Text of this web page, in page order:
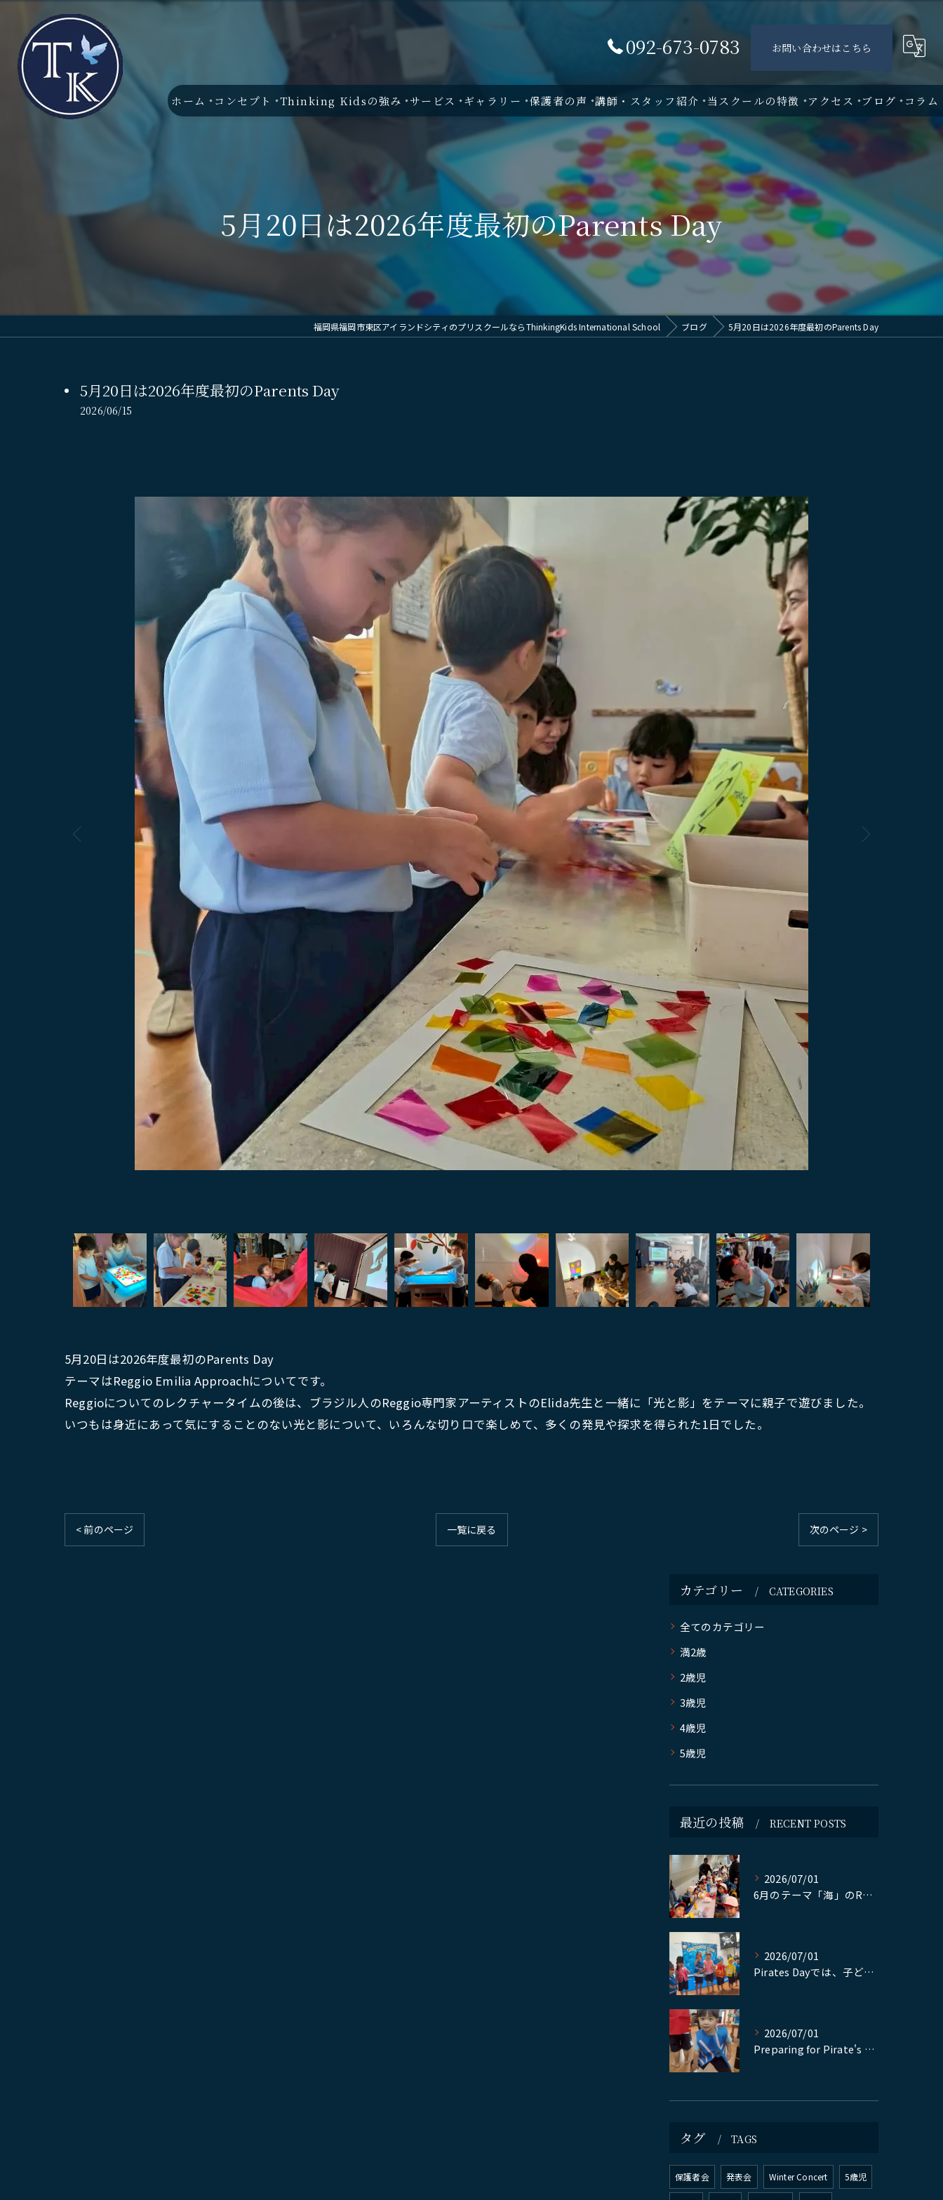
092-673-0783 お問い合わせはこちら
ホーム コンセプト Thinking Kidsの強み サービス ギャラリー 保護者の声 講師・スタッフ紹介 当スクールの特徴
満2歳
2歳児
3歳児
4歳児
5歳児
アクセス ブログ コラム
5月20日は2026年度最初のParents Day
福岡県福岡市東区アイランドシティのプリスクールならThinkingKids International School ブログ 5月20日は2026年度最初のParents Day
5月20日は2026年度最初のParents Day
2026/06/15
5月20日は2026年度最初のParents Day
テーマはReggio Emilia Approachについてです。
Reggioについてのレクチャータイムの後は、ブラジル人のReggio専門家アーティストのElida先生と一緒に「光と影」をテーマに親子で遊びました。
いつもは身近にあって気にすることのない光と影について、いろんな切り口で楽しめて、多くの発見や探求を得られた1日でした。
< 前のページ 一覧に戻る 次のページ >
カテゴリー CATEGORIES
全てのカテゴリー
満2歳
2歳児
3歳児
4歳児
5歳児
最近の投稿 RECENT POSTS
2026/07/01
6月のテーマ「海」のReggio活動の集大成として、Mari...
2026/07/01
Pirates Dayでは、子どもたちが自分で作った衣装やア...
2026/07/01
Preparing for Pirate's Day
タグ TAGS
保護者会 発表会 Winter Concert 5歳児
お問い合わせはこちら
お問い合わせはこちら